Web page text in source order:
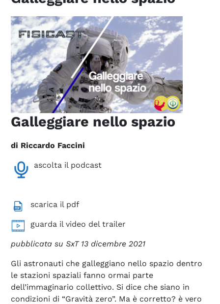
Galleggiare nello spazio
di Riccardo Faccini
ascolta il podcast
scarica il pdf
guarda il video del trailer
pubblicata su SxT 13 dicembre 2021
Gli astronauti che galleggiano nello spazio dentro
le stazioni spaziali fanno ormai parte
dell’immaginario collettivo. Si dice che siano in
condizioni di “Gravità zero”. Ma è corretto? è vero